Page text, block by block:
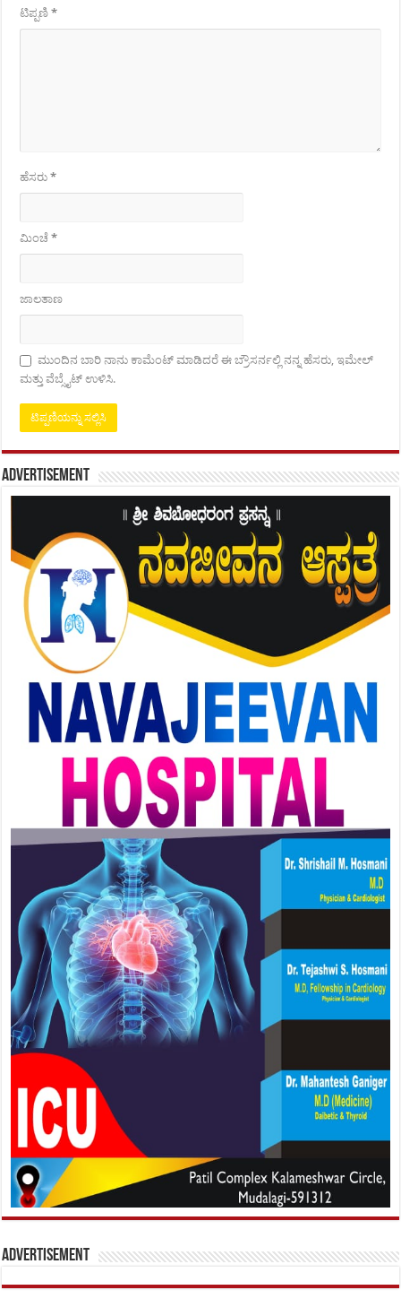
ಟಿಪ್ಪಣಿ*
ಹೆಸರು*
ಮಿಂಚೆ*
ಜಾಲತಾಣ
ಮುಂದಿನ ಬಾರಿ ನಾನು ಕಾಮೆಂಟ್ ಮಾಡಿದರೆ ಈ ಬ್ರೌಸರ್ನಲ್ಲಿ ನನ್ನ ಹೆಸರು, ಇಮೇಲ್
ಮತ್ತು ವೆಬ್ಸೈಟ್ ಉಳಿಸಿ.
Advertisement
Advertisement